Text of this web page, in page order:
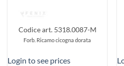
Codice art. 5318.0087-M
Forb. Ricamo cicogna dorata
Login to see prices